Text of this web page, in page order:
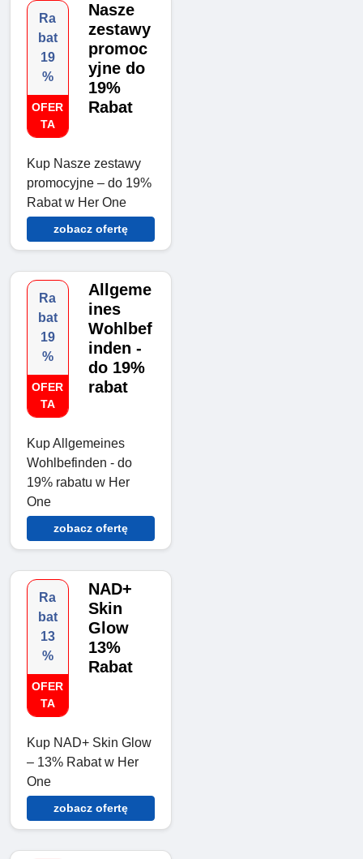
Ra
bat
19
%
OFER
TA
Nasze
zestawy
promoc
yjne do
19%
Rabat
Kup Nasze zestawy
promocyjne – do 19%
Rabat w Her One
zobacz ofertę
Ra
bat
19
%
OFER
TA
Allgeme
ines
Wohlbef
inden -
do 19%
rabat
Kup Allgemeines
Wohlbefinden - do
19% rabatu w Her
One
zobacz ofertę
Ra
bat
13
%
OFER
TA
NAD+
Skin
Glow
13%
Rabat
Kup NAD+ Skin Glow
– 13% Rabat w Her
One
zobacz ofertę